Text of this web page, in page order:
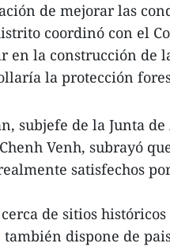
de mejorar las
coordinó con el
en la construcción de
la protección
subjefe de la Junta
Venh, subrayó
satisfechos
de sitios
dispone de